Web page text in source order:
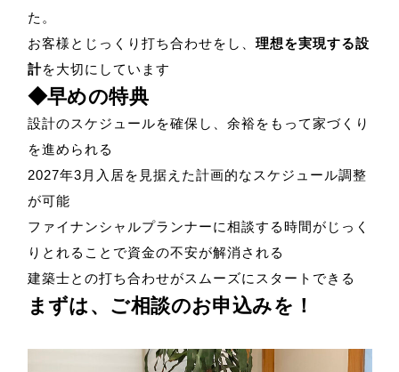
た。
お客様とじっくり打ち合わせをし、 理想を実現する設
計を大切にしています
◆早めの特典
設計のスケジュールを確保し、余裕をもって家づくり
を進められる
2027年3月入居を見据えた計画的なスケジュール調整
が可能
ファイナンシャルプランナーに相談する時間がじっく
りとれることで資金の不安が解消される
建築士との打ち合わせがスムーズにスタートできる
まずは、ご相談のお申込みを！